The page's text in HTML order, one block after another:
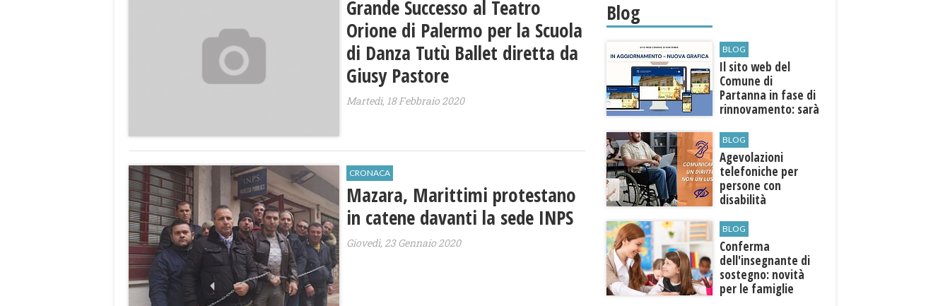
Grande Successo al Teatro
Orione di Palermo per la Scuola
di Danza Tutù Ballet diretta da
Giusy Pastore
Martedì, 18 Febbraio 2020
CRONACA
Mazara, Marittimi protestano
in catene davanti la sede INPS
Giovedì, 23 Gennaio 2020
Blog
BLOG
Il sito web del
Comune di
Partanna in fase di
rinnovamento: sarà
accessibile
BLOG
Agevolazioni
telefoniche per
persone con
disabilità
BLOG
Conferma
dell'insegnante di
sostegno: novità
per le famiglie